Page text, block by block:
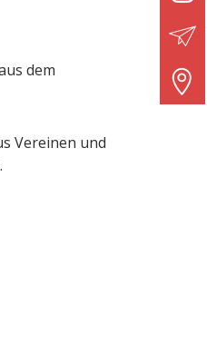
dem
Vereinen und